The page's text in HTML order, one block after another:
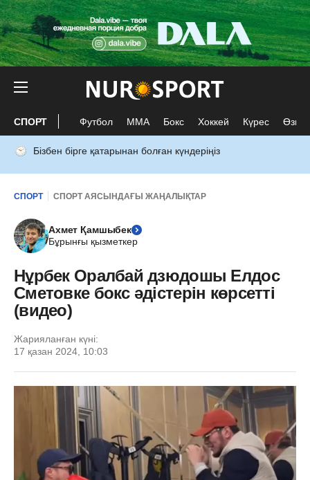
СПОРТ Футбол ММА Бокс Хоккей Күрес Өзге
Бізбен бірге қатарынан болған күндеріңіз
СПОРТ СПОРТ АЯСЫНДАҒЫ ЖАҢАЛЫҚТАР
Ахмет Қамшыбек
Бұрынғы қызметкер
Нұрбек Оралбай дзюдошы Елдос
Сметовке бокс әдістерін көрсетті
(видео)
Жарияланған күні:
17 қазан 2024, 10:03